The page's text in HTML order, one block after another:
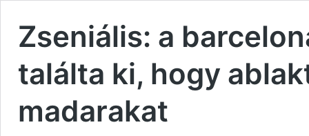
Zseniális: a
találta ki, hogy
madarakat